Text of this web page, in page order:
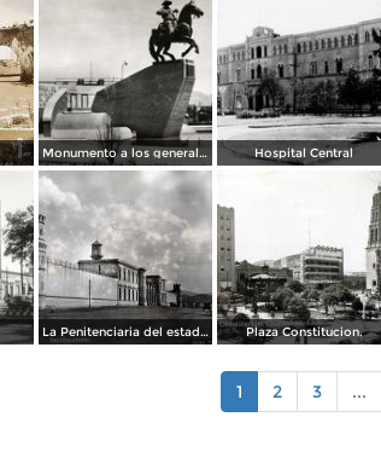
Monumento a los generales de la División del Norte Hospital Central
La Penitenciaria del estado. Plaza Constitucion.
1 2 3 ...